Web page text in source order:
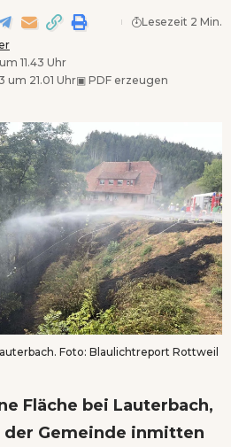
11.43 Uhr
um 21.01 Uhr▣ PDF erzeugen
Lesezeit 2 Min.
Foto: Blaulichtreport Rottweil
Fläche bei Lauterbach,
der Gemeinde inmitten